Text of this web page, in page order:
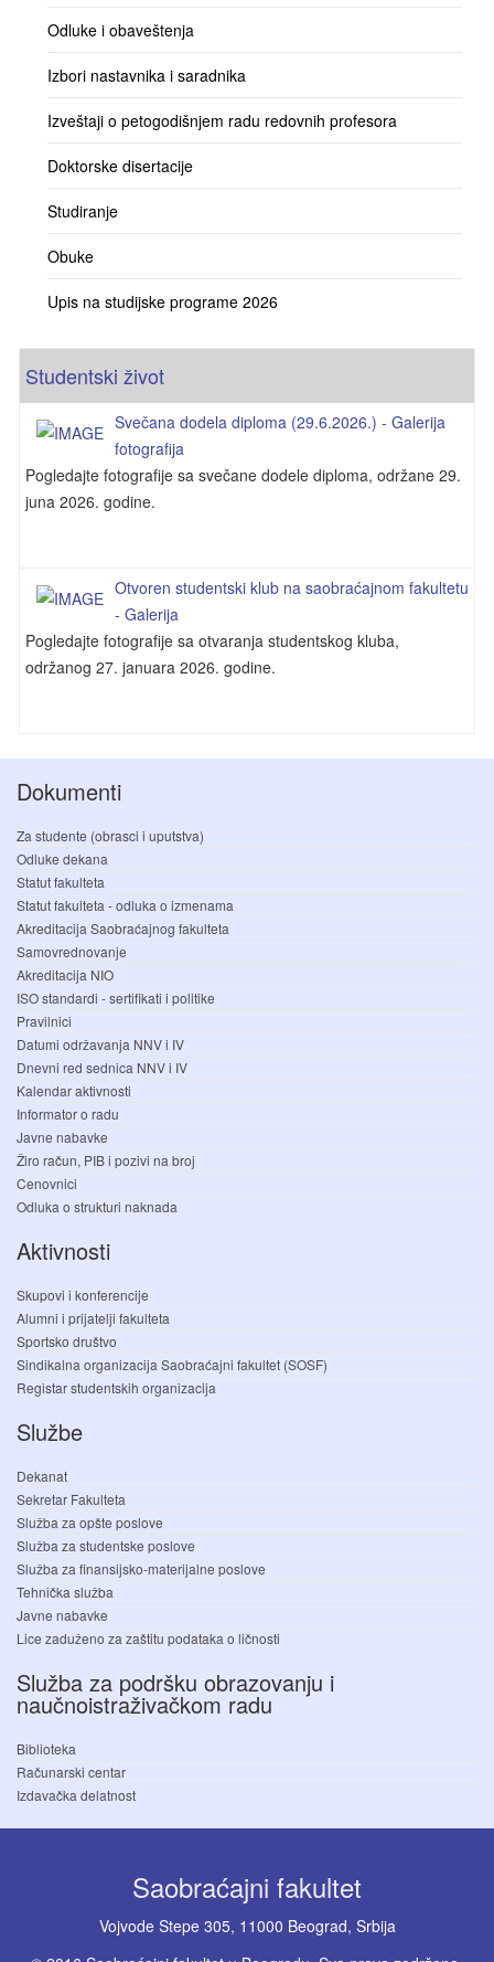
Odluke i obaveštenja
Izbori nastavnika i saradnika
Izveštaji o petogodišnjem radu redovnih profesora
Doktorske disertacije
Studiranje
Obuke
Upis na studijske programe 2026
Studentski život
Svečana dodela diploma (29.6.2026.) - Galerija
fotografija
Pogledajte fotografije sa svečane dodele diploma, održane 29.
juna 2026. godine.
Otvoren studentski klub na saobraćajnom fakultetu
- Galerija
Pogledajte fotografije sa otvaranja studentskog kluba,
održanog 27. januara 2026. godine.
Dokumenti
Za studente (obrasci i uputstva)
Odluke dekana
Statut fakulteta
Statut fakulteta - odluka o izmenama
Akreditacija Saobraćajnog fakulteta
Samovrednovanje
Akreditacija NIO
ISO standardi - sertifikati i politike
Pravilnici
Datumi održavanja NNV i IV
Dnevni red sednica NNV i IV
Kalendar aktivnosti
Informator o radu
Javne nabavke
Žiro račun, PIB i pozivi na broj
Cenovnici
Odluka o strukturi naknada
Aktivnosti
Skupovi i konferencije
Alumni i prijatelji fakulteta
Sportsko društvo
Sindikalna organizacija Saobraćajni fakultet (SOSF)
Registar studentskih organizacija
Službe
Dekanat
Sekretar Fakulteta
Služba za opšte poslove
Služba za studentske poslove
Služba za finansijsko-materijalne poslove
Tehnička služba
Javne nabavke
Lice zaduženo za zaštitu podataka o ličnosti
Služba za podršku obrazovanju i
naučnoistraživačkom radu
Biblioteka
Računarski centar
Izdavačka delatnost
Saobraćajni fakultet
Vojvode Stepe 305, 11000 Beograd, Srbija